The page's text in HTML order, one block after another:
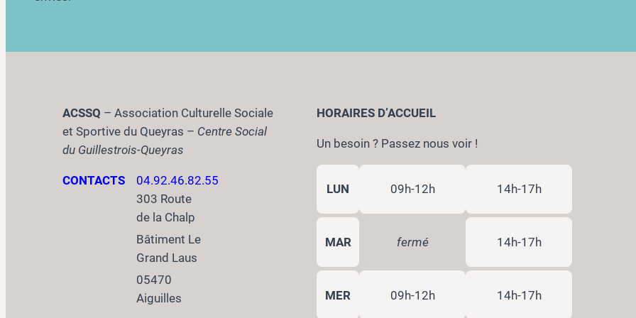
ACSSQ – Association Culturelle Sociale
et Sportive du Queyras – Centre Social
du Guillestrois-Queyras
CONTACTS
04.92.46.82.55
303 Route
de la Chalp
Bâtiment Le
Grand Laus
05470
Aiguilles
HORAIRES D’ACCUEIL
Un besoin ? Passez nous voir !
LUN 09h-12h 14h-17h
MAR fermé 14h-17h
MER 09h-12h 14h-17h